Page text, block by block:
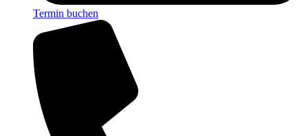
Termin buchen